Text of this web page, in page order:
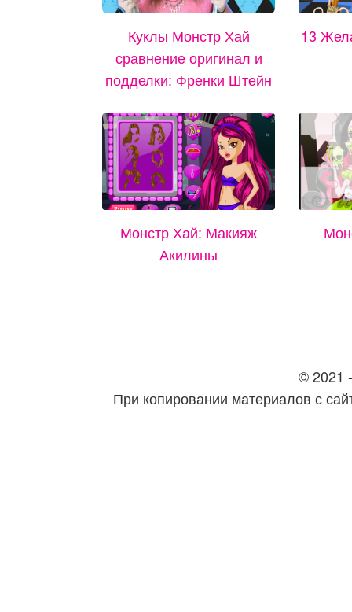
Куклы Монстр Хай
сравнение оригинал и
подделки: Френки Штейн
13
Монстр Хай: Макияж
Акилины
© 2021
При копировании материалов с